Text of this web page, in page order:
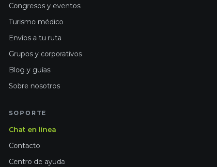
Congresos y eventos
Turismo médico
Envíos a tu ruta
Grupos y corporativos
Blog y guías
Sobre nosotros
SOPORTE
Chat en línea
Contacto
Centro de ayuda